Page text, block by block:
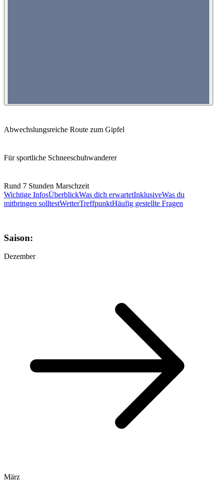
Abwechslungsreiche Route zum Gipfel
Für sportliche Schneeschuhwanderer
Rund 7 Stunden Marschzeit
Wichtige InfosÜberblickWas dich erwartetInklusiveWas du
mitbringen solltestWetterTreffpunktHäufig gestellte Fragen
Saison:
Dezember
März